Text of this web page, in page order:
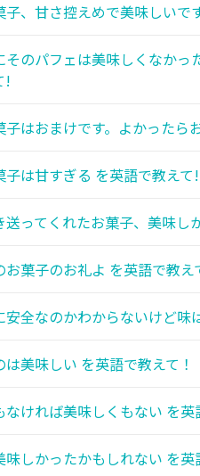
子、甘さ控えめで美味しいで
そのパフェは美味しくなか
!
子はおまけです。よかった
子は甘すぎる を英語で教えて!
送ってくれたお菓子、美味し
お菓子のお礼よ を英語で教え
安全なのかわからないけど味
美味しい を英語で教えて！
なければ美味しくもない を
味しかったかもしれない を英